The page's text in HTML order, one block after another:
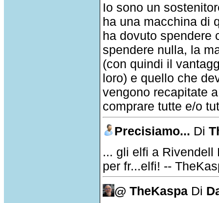
Io sono un
ha una macchina di
ha dovuto spendere
spendere nulla, la
(con quindi il
loro) e quello che
vengono recapitate
comprare tutte e/o
Precisiamo... Di
... gli elfi a Rivendell
per fr...elfi! --
@ TheKaspa Di